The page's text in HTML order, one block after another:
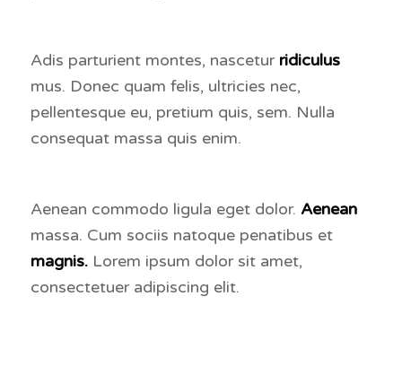
Adis parturient montes, nascetur ridiculus
mus. Donec quam felis, ultricies nec,
pellentesque eu, pretium quis, sem. Nulla
consequat massa quis enim.
Aenean commodo ligula eget dolor. Aenean
massa. Cum sociis natoque penatibus et
magnis. Lorem ipsum dolor sit amet,
consectetuer adipiscing elit.